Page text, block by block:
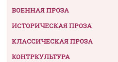
ВОЕННАЯ ПРОЗА
ИСТОРИЧЕСКАЯ ПРОЗА
КЛАССИЧЕСКАЯ ПРОЗА
КОНТРКУЛЬТУРА